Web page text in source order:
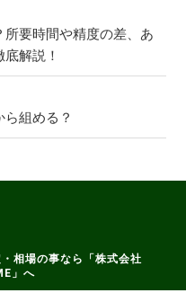
要時間や精度の差、あ
解説！
組める？
相場の事なら「株式会社
」へ